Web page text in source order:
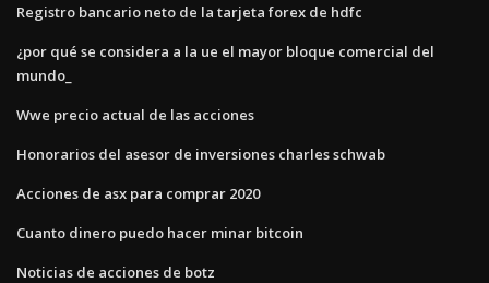
Registro bancario neto de la tarjeta forex de hdfc
¿por qué se considera a la ue el mayor bloque comercial del
mundo_
Wwe precio actual de las acciones
Honorarios del asesor de inversiones charles schwab
Acciones de asx para comprar 2020
Cuanto dinero puedo hacer minar bitcoin
Noticias de acciones de botz